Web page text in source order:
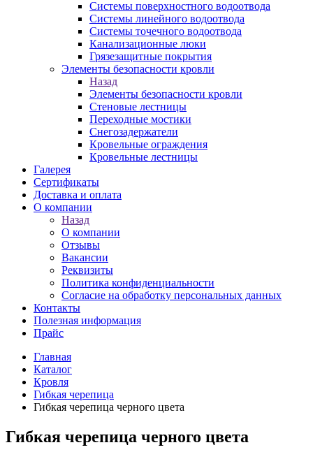
Системы поверхностного водоотвода
Системы линейного водоотвода
Системы точечного водоотвода
Канализационные люки
Грязезащитные покрытия
Элементы безопасности кровли
Назад
Элементы безопасности кровли
Стеновые лестницы
Переходные мостики
Снегозадержатели
Кровельные ограждения
Кровельные лестницы
Галерея
Сертификаты
Доставка и оплата
О компании
Назад
О компании
Отзывы
Вакансии
Реквизиты
Политика конфиденциальности
Согласие на обработку персональных данных
Контакты
Полезная информация
Прайс
Главная
Каталог
Кровля
Гибкая черепица
Гибкая черепица черного цвета
Гибкая черепица черного цвета